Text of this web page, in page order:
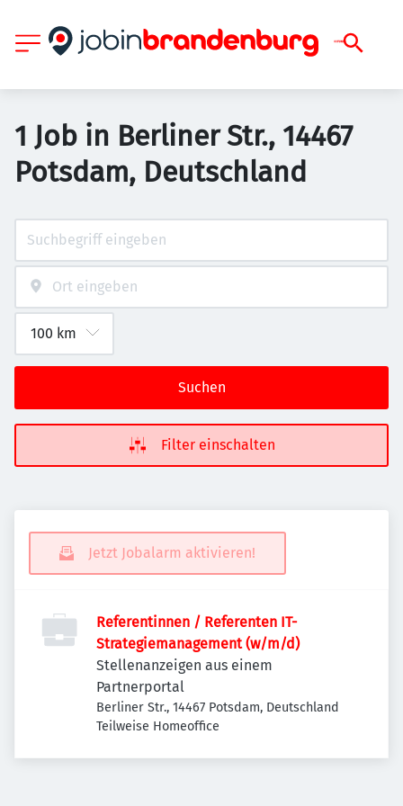
1 Job in Berliner Str., 14467
Potsdam, Deutschland
Suchen
Filter einschalten
Jetzt Jobalarm aktivieren!
Referentinnen / Referenten IT-
Strategiemanagement (w/m/d)
Stellenanzeigen aus einem
Partnerportal
Berliner Str., 14467 Potsdam, Deutschland
Teilweise Homeoffice